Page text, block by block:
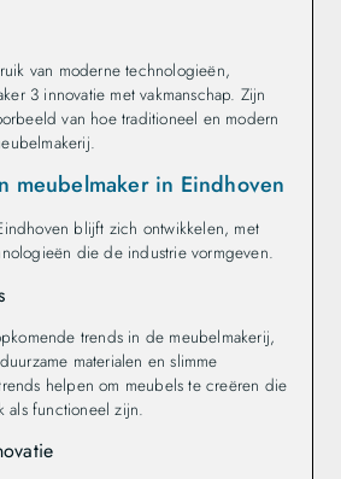
van moderne technologieën,
3 innovatie met vakmanschap. Zijn
van hoe traditioneel en modern
meubelmaker in Eindhoven
blijft zich ontwikkelen, met
die de industrie vormgeven.
trends in de meubelmakerij,
materialen en slimme
helpen om meubels te creëren die
als functioneel zijn.